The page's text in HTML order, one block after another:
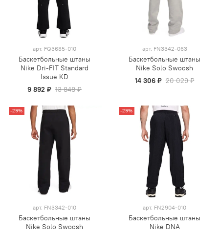
арт. FQ3685-010
Баскетбольные штаны
Nike Dri-FIT Standard
Issue KD
9 892 ₽ 13 848 ₽
арт. FN3342-063
Баскетбольные штаны
Nike Solo Swoosh
14 306 ₽ 20 029 ₽
-29%
арт. FN3342-010
Баскетбольные штаны
Nike Solo Swoosh
-29%
арт. FN2904-010
Баскетбольные штаны
Nike DNA